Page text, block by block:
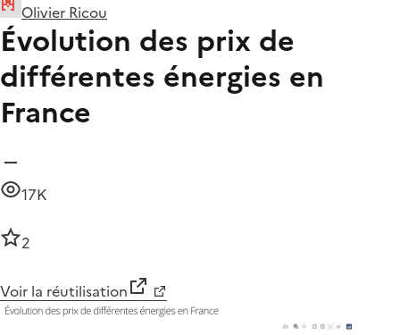
Olivier Ricou
Évolution des prix de
différentes énergies en
France
17K
2
Voir la réutilisation